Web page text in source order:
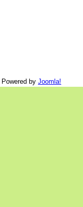
Powered by Joomla!